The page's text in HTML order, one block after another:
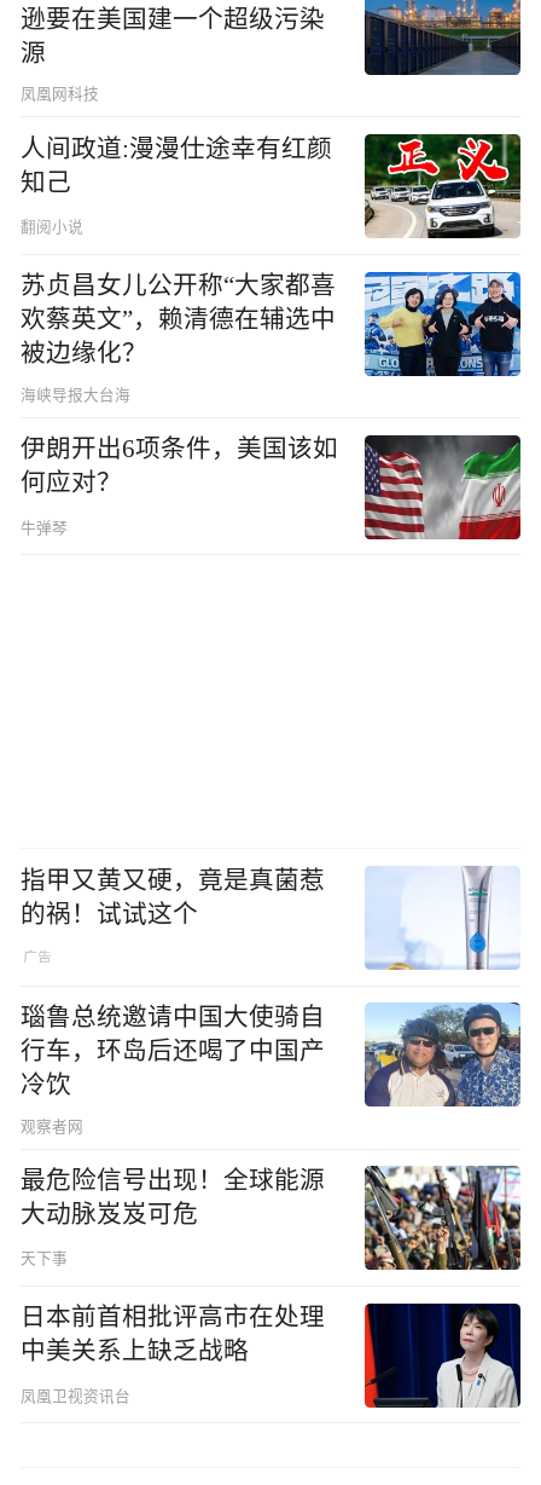
逊要在美国建一个超级污染
源
凤凰网科技
人间政道:漫漫仕途幸有红颜
知己
翻阅小说
苏贞昌女儿公开称“大家都喜
欢蔡英文”，赖清德在辅选中
被边缘化？
海峡导报大台海
伊朗开出6项条件，美国该如
何应对？
牛弹琴
指甲又黄又硬，竟是真菌惹
的祸！试试这个
瑙鲁总统邀请中国大使骑自
行车，环岛后还喝了中国产
冷饮
观察者网
最危险信号出现！全球能源
大动脉岌岌可危
天下事
日本前首相批评高市在处理
中美关系上缺乏战略
凤凰卫视资讯台